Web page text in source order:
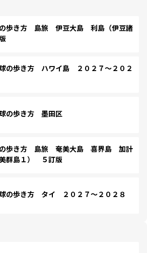
歩き方 島旅 伊豆大島 利島（伊豆諸
の歩き方 ハワイ島 ２０２７～２０２
の歩き方 墨田区
歩き方 島旅 奄美大島 喜界島 加計
群島１） ５訂版
の歩き方 タイ ２０２７～２０２８